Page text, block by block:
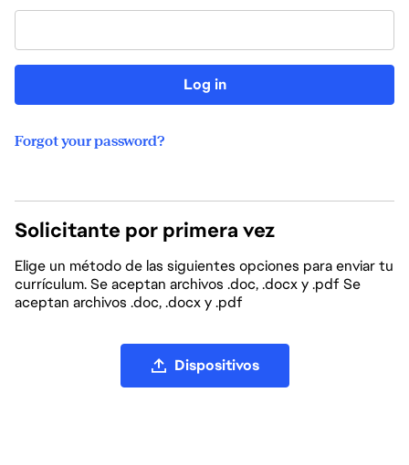
Log in
Forgot your password?
Solicitante por primera vez
Elige un método de las siguientes opciones para enviar tu
currículum. Se aceptan archivos .doc, .docx y .pdf Se
aceptan archivos .doc, .docx y .pdf
Dispositivos